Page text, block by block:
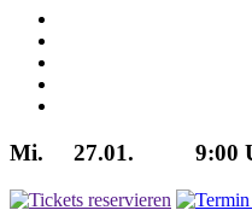
Mi. 27.01. 9:00